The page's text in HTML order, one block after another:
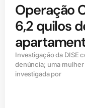
Operação
6,2 quilos
Investigação da DISE
denúncia; uma
investigada por